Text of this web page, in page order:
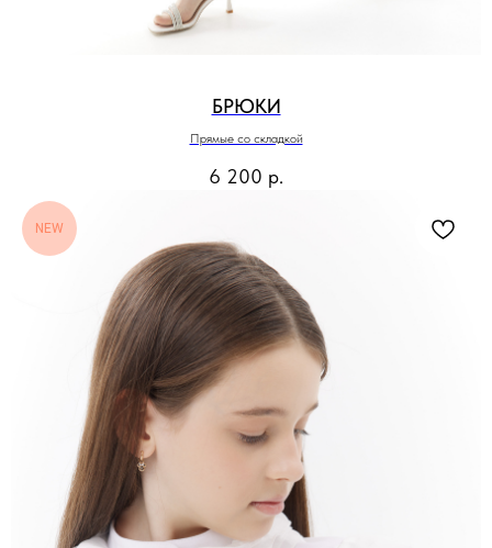
БРЮКИ
Прямые со складкой
6 200 р.
NEW